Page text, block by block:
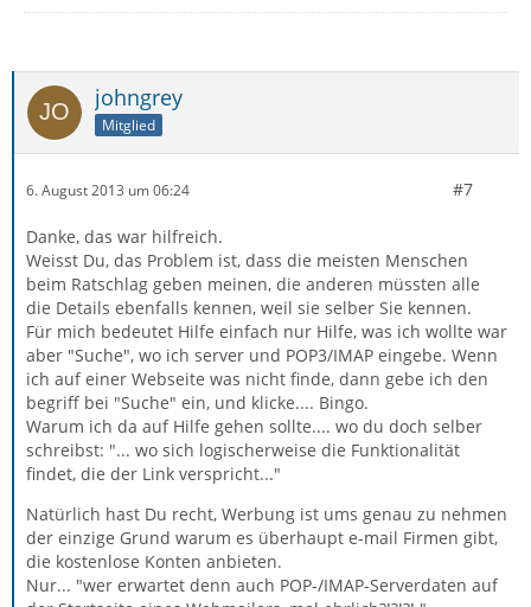
johngrey
Mitglied
6. August 2013 um 06:24 #7
Danke, das war hilfreich.
Weisst Du, das Problem ist, dass die meisten Menschen
beim Ratschlag geben meinen, die anderen müssten alle
die Details ebenfalls kennen, weil sie selber Sie kennen.
Für mich bedeutet Hilfe einfach nur Hilfe, was ich wollte war
aber "Suche", wo ich server und POP3/IMAP eingebe. Wenn
ich auf einer Webseite was nicht finde, dann gebe ich den
begriff bei "Suche" ein, und klicke.... Bingo.
Warum ich da auf Hilfe gehen sollte.... wo du doch selber
schreibst: "... wo sich logischerweise die Funktionalität
findet, die der Link verspricht..."
Natürlich hast Du recht, Werbung ist ums genau zu nehmen
der einzige Grund warum es überhaupt e-mail Firmen gibt,
die kostenlose Konten anbieten.
Nur... "wer erwartet denn auch POP-/IMAP-Serverdaten auf